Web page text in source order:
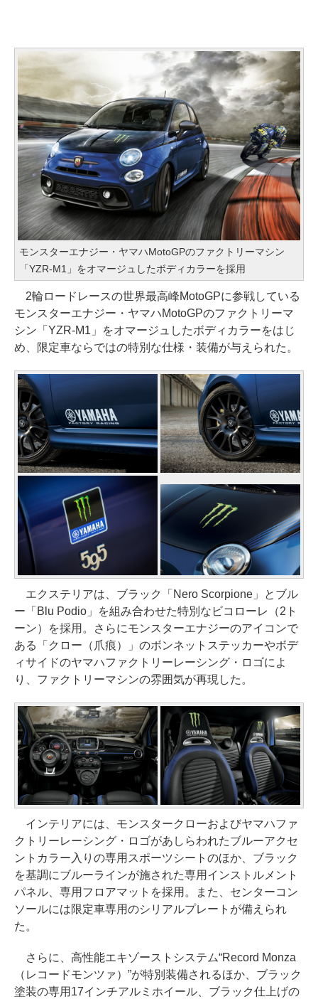
モンスターエナジー・ヤマハMotoGPのファクトリーマシン
「YZR-M1」をオマージュしたボディカラーを採用
2輪ロードレースの世界最高峰MotoGPに参戦している
モンスターエナジー・ヤマハMotoGPのファクトリーマ
シン「YZR-M1」をオマージュしたボディカラーをはじ
め、限定車ならではの特別な仕様・装備が与えられた。
エクステリアは、ブラック「Nero Scorpione」とブル
ー「Blu Podio」を組み合わせた特別なビコローレ（2ト
ーン）を採用。さらにモンスターエナジーのアイコンで
ある「クロー（爪痕）」のボンネットステッカーやボデ
ィサイドのヤマハファクトリーレーシング・ロゴによ
り、ファクトリーマシンの雰囲気が再現した。
インテリアには、モンスタークローおよびヤマハファ
クトリーレーシング・ロゴがあしらわれたブルーアクセ
ントカラー入りの専用スポーツシートのほか、ブラック
を基調にブルーラインが施された専用インストルメント
パネル、専用フロアマットを採用。また、センターコン
ソールには限定車専用のシリアルプレートが備えられ
た。
さらに、高性能エキゾーストシステム“Record Monza
（レコードモンツァ）”が特別装備されるほか、ブラック
塗装の専用17インチアルミホイール、ブラック仕上げの